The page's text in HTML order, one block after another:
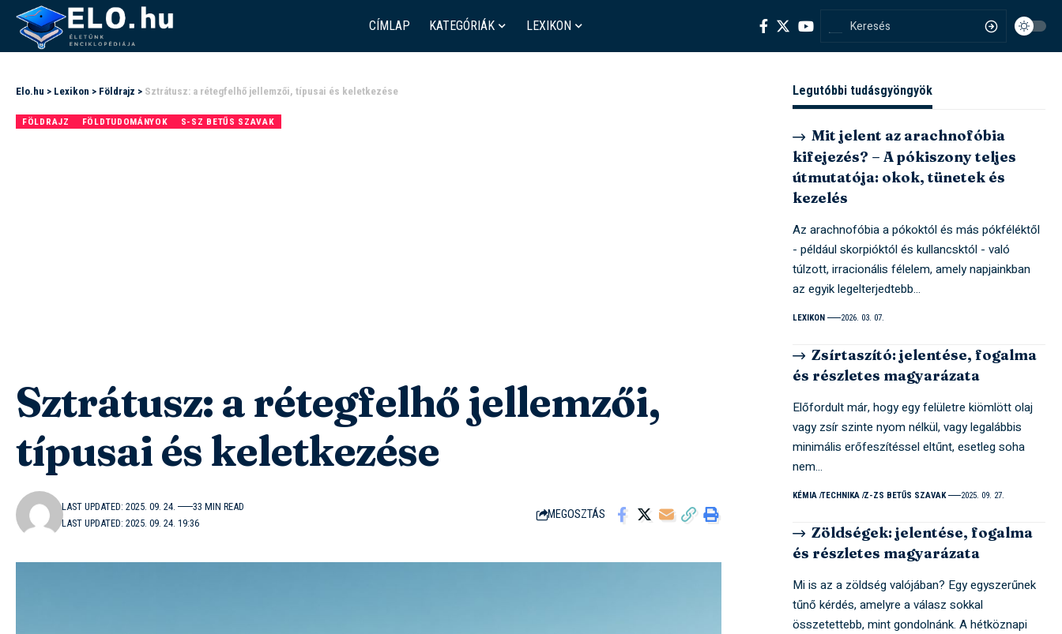
CÍMLAP KATEGÓRIÁK LEXIKON
Elo.hu > Lexikon > Földrajz > Sztrátusz: a rétegfelhő jellemzői, típusai és keletkezése
FÖLDRAJZ FÖLDTUDOMÁNYOK S-SZ BETŰS SZAVAK
Sztrátusz: a rétegfelhő jellemzői,
típusai és keletkezése
LAST UPDATED: 2025. 09. 24. 19:36
LAST UPDATED: 2025. 09. 24. 33 MIN READ
MEGOSZTÁS
Legutóbbi tudásgyöngyök
Mit jelent az arachnofóbia
kifejezés? – A pókiszony teljes
útmutatója: okok, tünetek és
kezelés
Az arachnofóbia a pókoktól és más pókféléktől
- például skorpióktól és kullancsktól - való
túlzott, irracionális félelem, amely napjainkban
az egyik legelterjedtebb…
LEXIKON 2026. 03. 07.
Zsírtaszító: jelentése, fogalma
és részletes magyarázata
Előfordult már, hogy egy felületre kiömlött olaj
vagy zsír szinte nyom nélkül, vagy legalábbis
minimális erőfeszítéssel eltűnt, esetleg soha
nem…
KÉMIA TECHNIKA Z-ZS BETŰS SZAVAK 2025. 09. 27.
Zöldségek: jelentése, fogalma
és részletes magyarázata
Mi is az a zöldség valójában? Egy egyszerűnek
tűnő kérdés, amelyre a válasz sokkal
összetettebb, mint gondolnánk. A hétköznapi